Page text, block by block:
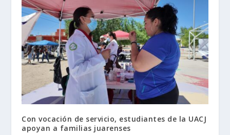
Con vocación de servicio, estudiantes de la UACJ
apoyan a familias juarenses